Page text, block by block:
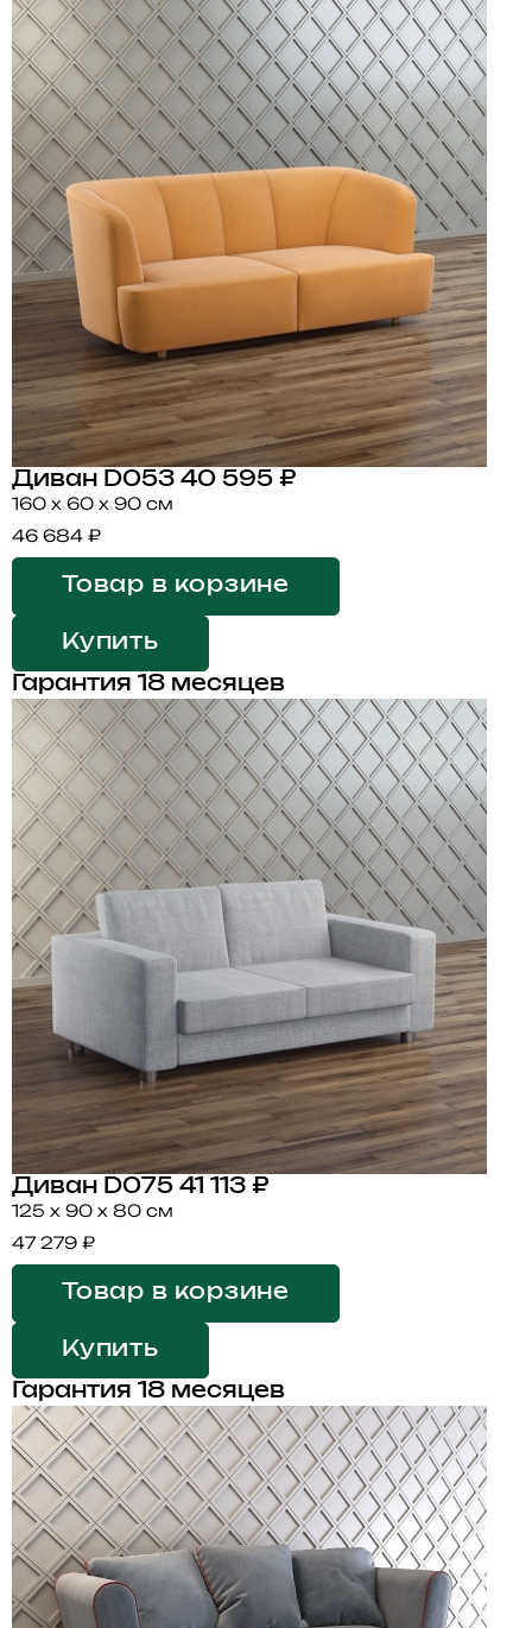
Диван D053 40 595 ₽
160 x 60 x 90 см
46 684 ₽
Товар в корзине
Купить
Гарантия 18 месяцев
Диван D075 41 113 ₽
125 x 90 x 80 см
47 279 ₽
Товар в корзине
Купить
Гарантия 18 месяцев